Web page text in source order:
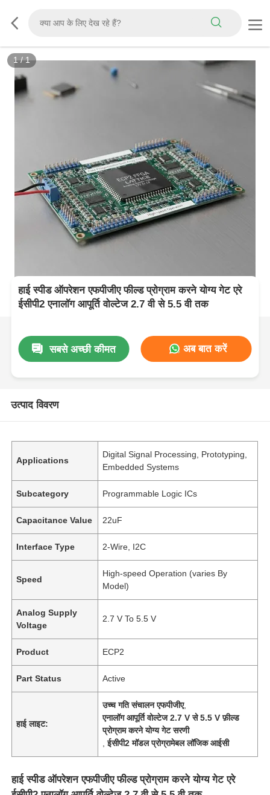
1/1
हाई स्पीड ऑपरेशन एफपीजीए फील्ड प्रोग्राम करने योग्य गेट एरे
ईसीपी2 एनालॉग आपूर्ति वोल्टेज 2.7 वी से 5.5 वी तक
सबसे अच्छी कीमत अब बात करें
उत्पाद विवरण
Applications
Digital Signal Processing, Prototyping,
Embedded Systems
Subcategory Programmable Logic ICs
Capacitance Value 22uF
Interface Type 2-Wire, I2C
Speed
High-speed Operation (varies By
Model)
Analog Supply
Voltage
2.7 V To 5.5 V
Product ECP2
Part Status Active
हाई लाइट:
उच्च गति संचालन एफपीजीए,
एनालॉग आपूर्ति वोल्टेज 2.7 V से 5.5 V फ़ील्ड
प्रोग्राम करने योग्य गेट सरणी
,ईसीपी2 मॉडल प्रोग्रामेबल लॉजिक आईसी
हाई स्पीड ऑपरेशन एफपीजीए फील्ड प्रोग्राम करने योग्य गेट एरे